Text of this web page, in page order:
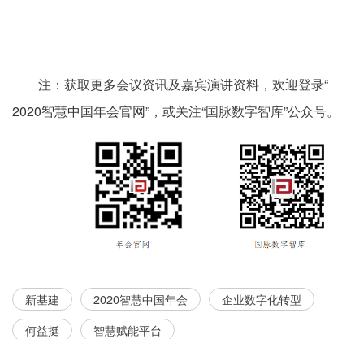
注：获取更多会议资讯及嘉宾演讲资料，欢迎登录“
2020智慧中国年会官网”，或关注“国脉数字智库”公众号。
新基建 2020智慧中国年会
企业数字化转型
何益挺
智慧赋能平台